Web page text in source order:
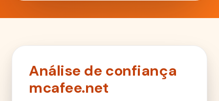
Análise de confiança
mcafee.net